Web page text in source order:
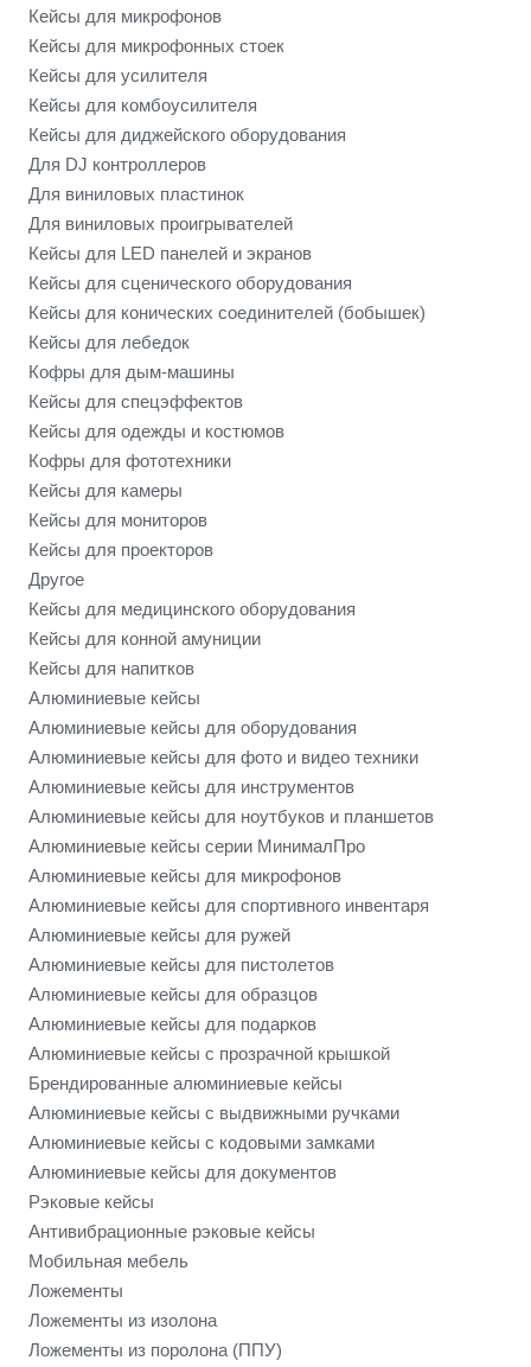
Кейсы для микрофонов
Кейсы для микрофонных стоек
Кейсы для усилителя
Кейсы для комбоусилителя
Кейсы для диджейского оборудования
Для DJ контроллеров
Для виниловых пластинок
Для виниловых проигрывателей
Кейсы для LED панелей и экранов
Кейсы для сценического оборудования
Кейсы для конических соединителей (бобышек)
Кейсы для лебедок
Кофры для дым-машины
Кейсы для спецэффектов
Кейсы для одежды и костюмов
Кофры для фототехники
Кейсы для камеры
Кейсы для мониторов
Кейсы для проекторов
Другое
Кейсы для медицинского оборудования
Кейсы для конной амуниции
Кейсы для напитков
Алюминиевые кейсы
Алюминиевые кейсы для оборудования
Алюминиевые кейсы для фото и видео техники
Алюминиевые кейсы для инструментов
Алюминиевые кейсы для ноутбуков и планшетов
Алюминиевые кейсы серии МинималПро
Алюминиевые кейсы для микрофонов
Алюминиевые кейсы для спортивного инвентаря
Алюминиевые кейсы для ружей
Алюминиевые кейсы для пистолетов
Алюминиевые кейсы для образцов
Алюминиевые кейсы для подарков
Алюминиевые кейсы с прозрачной крышкой
Брендированные алюминиевые кейсы
Алюминиевые кейсы с выдвижными ручками
Алюминиевые кейсы с кодовыми замками
Алюминиевые кейсы для документов
Рэковые кейсы
Антивибрационные рэковые кейсы
Мобильная мебель
Ложементы
Ложементы из изолона
Ложементы из поролона (ППУ)